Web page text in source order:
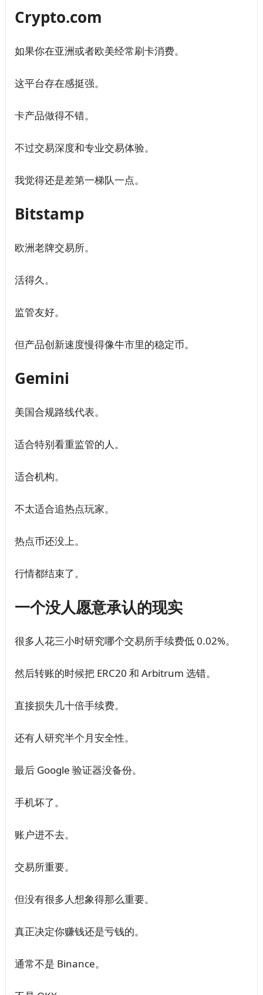
Crypto.com
如果你在亚洲或者欧美经常刷卡消费。
这平台存在感挺强。
卡产品做得不错。
不过交易深度和专业交易体验。
我觉得还是差第一梯队一点。
Bitstamp
欧洲老牌交易所。
活得久。
监管友好。
但产品创新速度慢得像牛市里的稳定币。
Gemini
美国合规路线代表。
适合特别看重监管的人。
适合机构。
不太适合追热点玩家。
热点币还没上。
行情都结束了。
一个没人愿意承认的现实
很多人花三小时研究哪个交易所手续费低 0.02%。
然后转账的时候把 ERC20 和 Arbitrum 选错。
直接损失几十倍手续费。
还有人研究半个月安全性。
最后 Google 验证器没备份。
手机坏了。
账户进不去。
交易所重要。
但没有很多人想象得那么重要。
真正决定你赚钱还是亏钱的。
通常不是 Binance。